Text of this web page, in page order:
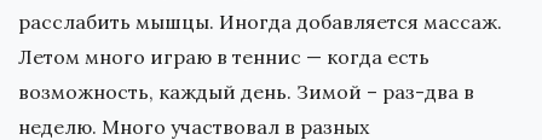
расслабить мышцы. Иногда добавляется массаж.
Летом много играю в теннис — когда есть
возможность, каждый день. Зимой – раз-два в
неделю. Много участвовал в разных